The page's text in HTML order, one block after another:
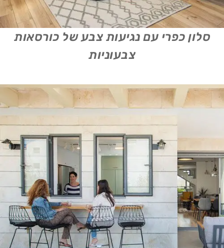
סלון כפרי עם נגיעות צבע של כורסאות
צבעוניות